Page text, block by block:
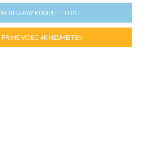
4K BLU-RAY KOMPLETTLISTE
PRIME VIDEO 4K NEUHEITEN